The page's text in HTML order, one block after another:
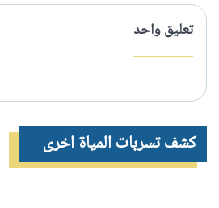
تعليق واحد
كشف تسربات المياة اخرى